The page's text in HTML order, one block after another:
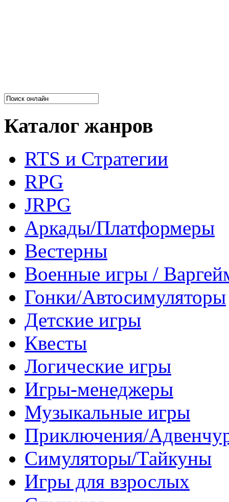
Каталог жанров
RTS и Стратегии
RPG
JRPG
Аркады/Платформеры
Вестерны
Военные игры /
Гонки/Автосимуляторы
Детские игры
Квесты
Логические игры
Игры-менеджеры
Музыкальные игры
Приключения/
Симуляторы/Тайкуны
Игры для взрослых